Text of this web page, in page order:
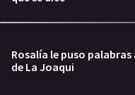
Rosalía le puso
de La Joaqui